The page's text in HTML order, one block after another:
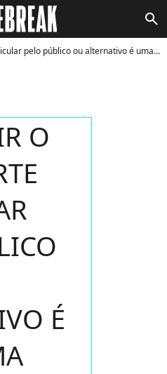
search
alternativo é uma ótima dica para controlar sua grana - Foto
O
É